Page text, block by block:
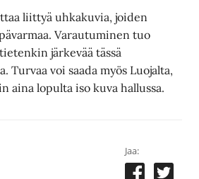
liittyä uhkakuvia, joiden
Varautuminen tuo
järkevää tässä
Turvaa voi saada myös Luojalta,
aina lopulta iso kuva hallussa.
Jaa: